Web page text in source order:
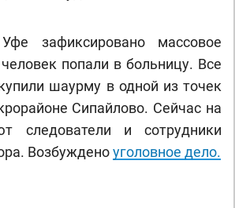
зафиксировано массовое
попали в больницу. Все
шаурму в одной из точек
Сипайлово. Сейчас на
следователи и сотрудники
Возбужденоуголовное дело.